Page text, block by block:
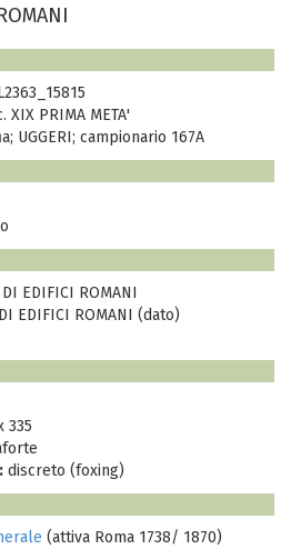
XIX PRIMA META'
UGGERI; campionario 167A
EDIFICI ROMANI
EDIFICI ROMANI (dato)
335
discreto (foxing)
(attiva Roma 1738/ 1870)